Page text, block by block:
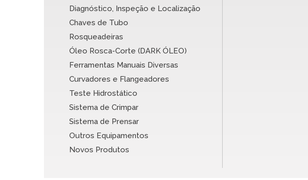
Diagnóstico, Inspeção e Localização
Chaves de Tubo
Rosqueadeiras
Óleo Rosca-Corte (DARK ÓLEO)
Ferramentas Manuais Diversas
Curvadores e Flangeadores
Teste Hidrostático
Sistema de Crimpar
Sistema de Prensar
Outros Equipamentos
Novos Produtos